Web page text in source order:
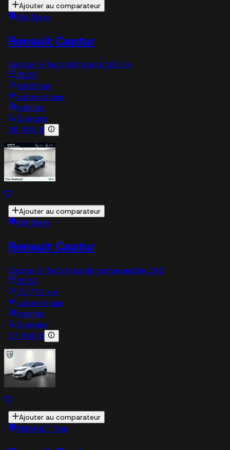
Ajouter au comparateur
KIA Metz
Renault Captur
Captur E-Tech full hybrid 160 ch
2025
6,665 km
automatique
hybride
5 sieges
26 490 €
Ajouter au comparateur
KIA Metz
Renault Captur
Captur E-Tech hybride rechargeable 160
2023
72,770 km
automatique
hybride
5 sieges
17 990 €
Ajouter au comparateur
RENAULT Trier